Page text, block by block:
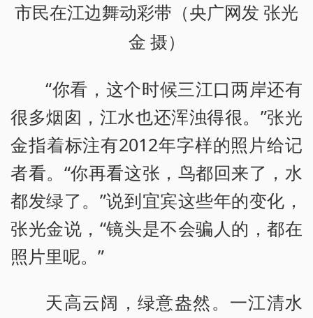
市民在江边舞动彩带（央广网发 张光
金 摄）
“你看，这个时候三江口两岸还有
很多烟囱，江水也还浑浊得很。”张光
金指着标注有2012年字样的照片给记
者看。“你再看这张，鸟都回来了，水
都发绿了。”说到宜宾这些年的变化，
张光金说，“镜头是不会骗人的，都在
照片里呢。”
天高云阔，绿意盎然。一江清水